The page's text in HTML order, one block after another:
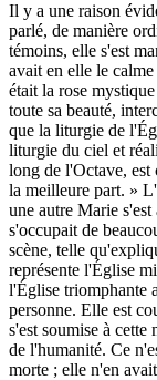
Il y a une raison
parlé, de manière
témoins, elle s'est
avait en elle le
était la rose
toute sa beauté,
que la liturgie de
liturgie du ciel et
long de l'Octave, est
la meilleure part. »
une autre Marie
s'occupait de
scène, telle
représente l'Église
l'Église triomphante
personne. Elle est
s'est soumise à
de l'humanité. Ce
morte ; elle n'en